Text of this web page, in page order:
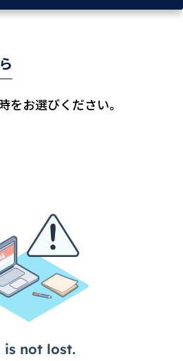
をお選びください。